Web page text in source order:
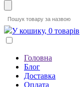
У кошику, 0 товарів
Головна
Блог
Доставка
Оплата